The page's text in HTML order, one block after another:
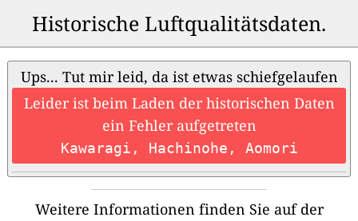
Historische Luftqualitätsdaten.
Ups... Tut mir leid, da ist etwas schiefgelaufen
Leider ist beim Laden der historischen Daten
ein Fehler aufgetreten
Kawaragi, Hachinohe, Aomori
Weitere Informationen finden Sie auf der